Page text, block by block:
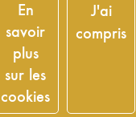
En
savoir
plus
sur les
cookies
J'ai
compris